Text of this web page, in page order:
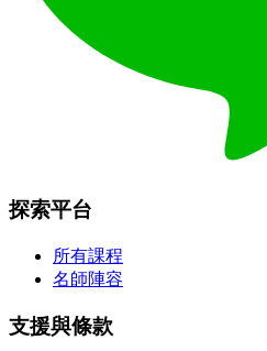
探索平台
所有課程
名師陣容
支援與條款